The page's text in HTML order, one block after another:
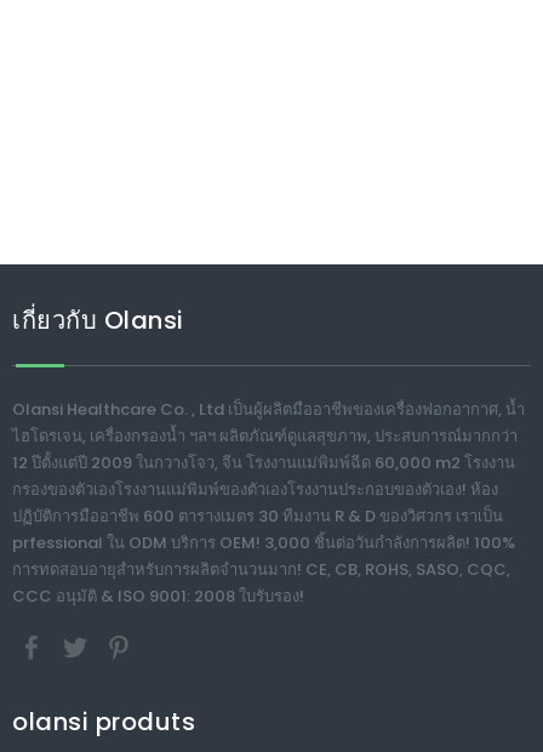
เกี่ยวกับ Olansi
Olansi Healthcare Co. , Ltd เป็นผู้ผลิตมืออาชีพของเครื่องฟอกอากาศ, น้ำ
ไฮโดรเจน, เครื่องกรองน้ำ ฯลฯ ผลิตภัณฑ์ดูแลสุขภาพ, ประสบการณ์มากกว่า
12 ปีตั้งแต่ปี 2009 ในกวางโจว, จีน โรงงานแม่พิมพ์ฉีด 60,000 m2 โรงงาน
กรองของตัวเองโรงงานแม่พิมพ์ของตัวเองโรงงานประกอบของตัวเอง! ห้อง
ปฏิบัติการมืออาชีพ 600 ตารางเมตร 30 ทีมงาน R & D ของวิศวกร เราเป็น
prfessional ใน ODM บริการ OEM! 3,000 ชิ้นต่อวันกำลังการผลิต! 100%
การทดสอบอายุสำหรับการผลิตจำนวนมาก! CE, CB, ROHS, SASO, CQC,
CCC อนุมัติ & ISO 9001: 2008 ใบรับรอง!
olansi produts